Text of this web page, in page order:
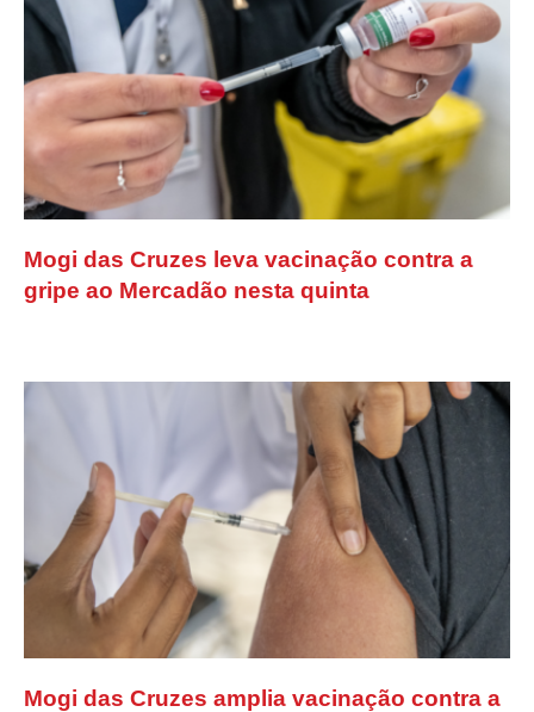
Mogi das Cruzes leva vacinação contra a
gripe ao Mercadão nesta quinta
Mogi das Cruzes amplia vacinação contra a